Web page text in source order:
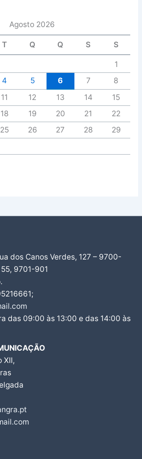
Agosto 2026
T Q Q S S
1
4 5 6 7
8
11 12 13 14
15
18 19 20 21
22
25 26 27 28
29
dos Canos Verdes, 127 – 9700-
9701-901
das 09:00 às 13:00 e das 14:00 às
XII,